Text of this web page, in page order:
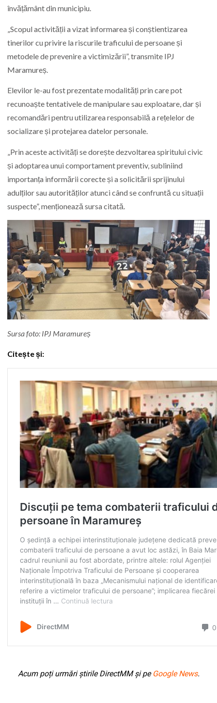
învățământ din municipiu.
„Scopul activității a vizat informarea și conștientizarea
tinerilor cu privire la riscurile traficului de persoane și
metodele de prevenire a victimizării”, transmite IPJ
Maramureș.
Elevilor le-au fost prezentate modalități prin care pot
recunoaște tentativele de manipulare sau exploatare, dar și
recomandări pentru utilizarea responsabilă a rețelelor de
socializare și protejarea datelor personale.
„Prin aceste activități se dorește dezvoltarea spiritului civic
și adoptarea unui comportament preventiv, subliniind
importanța informării corecte și a solicitării sprijinului
adulților sau autorităților atunci când se confruntă cu situații
suspecte”, menționează sursa citată.
Sursa foto: IPJ Maramureș
Citește și:
Acum poți urmări știrile DirectMM și pe Google News.